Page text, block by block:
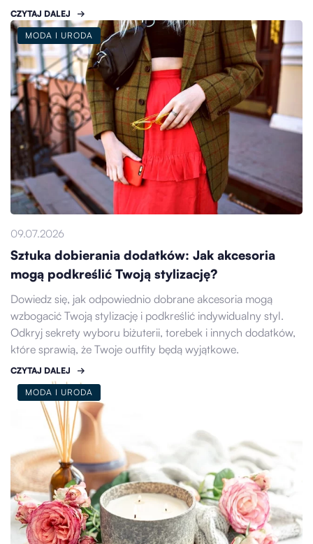
CZYTAJ DALEJ
MODA I URODA
09.07.2026
Sztuka dobierania dodatków: Jak akcesoria
mogą podkreślić Twoją stylizację?
Dowiedz się, jak odpowiednio dobrane akcesoria mogą
wzbogacić Twoją stylizację i podkreślić indywidualny styl.
Odkryj sekrety wyboru biżuterii, torebek i innych dodatków,
które sprawią, że Twoje outfity będą wyjątkowe.
CZYTAJ DALEJ
MODA I URODA